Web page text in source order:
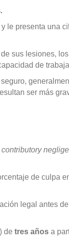
le presenta una
sus lesiones,
de
ser más
contributory
de culpa
legal antes
) de tres años a